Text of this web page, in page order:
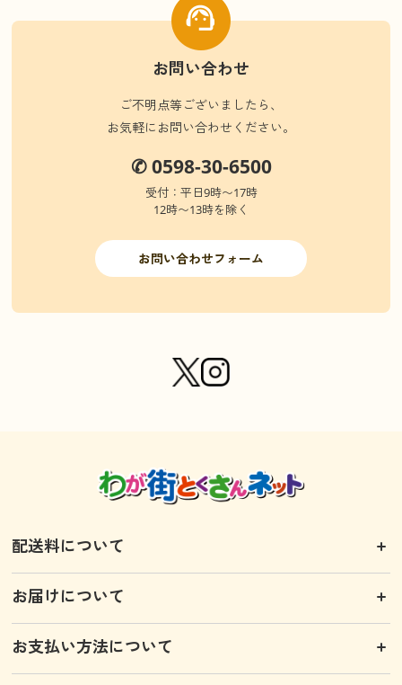
お問い合わせ
ご不明点等ございましたら、
お気軽にお問い合わせください。
✆ 0598-30-6500
受付：平日9時〜17時
12時〜13時を除く
お問い合わせフォーム
配送料について
お届けについて
お支払い方法について